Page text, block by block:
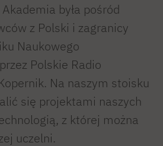
była pośród
z Polski i zagranicy
Naukowego
Polskie Radio
Na naszym stoisku
się projektami naszych
z której można
uczelni.